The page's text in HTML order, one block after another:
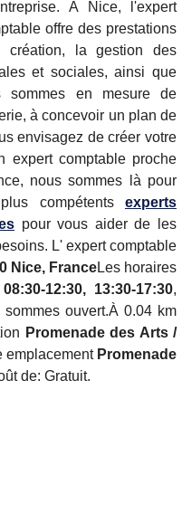
À Nice, l'expert
offre des prestations
création, la gestion des
et sociales, ainsi que
sommes en mesure de
à concevoir un plan de
envisagez de créer votre
expert comptable proche
nous sommes là pour
compétents experts
pour vous aider de les
L' expert comptable
Nice, FranceLes horaires
08:30-12:30, 13:30-17:30,
ouvert.À 0.04 km
Promenade des Arts /
emplacement Promenade
de: Gratuit.